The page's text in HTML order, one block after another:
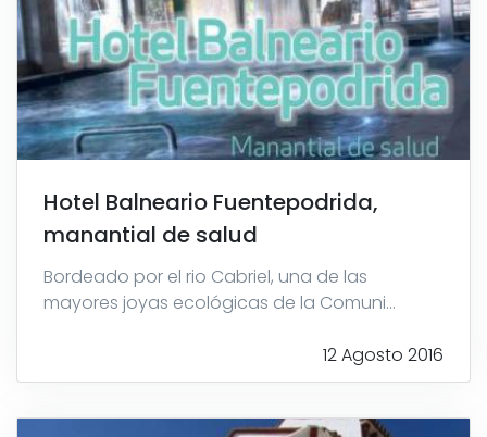
Hotel Balneario Fuentepodrida,
manantial de salud
Bordeado por el rio Cabriel, una de las
mayores joyas ecológicas de la Comuni...
12 Agosto 2016